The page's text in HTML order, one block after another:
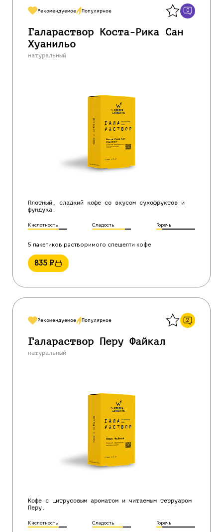
Рекомендуемое Популярное 0
Галараствор Коста-Рика Сан
Хуанильо
натуральный
Плотный, сладкий кофе со вкусом сухофруктов и
фундука.
Кислотность Сладость Горечь
5 пакетиков растворимого спешелти кофе
835 ₽
Рекомендуемое Популярное 2
Галараствор Перу Файкал
натуральный
Кофе с цитрусовым ароматом и читаемым терруаром
Перу.
Кислотность Сладость Горечь